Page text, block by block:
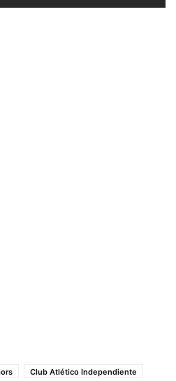
Club Atlético Independiente